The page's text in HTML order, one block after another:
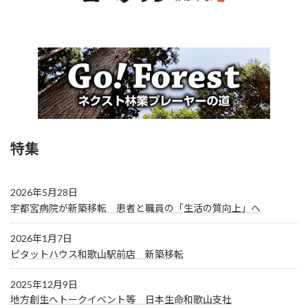
特集
2026年5月28日
宇都宮病院が新築移転 患者と職員の「生活の質向上」へ
2026年1月7日
ピタットハウス和歌山駅前店 新築移転
2025年12月9日
地方創生へトークイベント等 日本生命和歌山支社